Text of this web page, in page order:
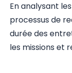
En analysant
processus de
durée des
les missions et